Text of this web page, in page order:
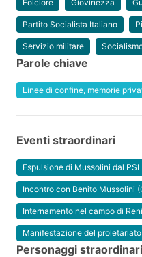
Folclore Giovinezza
Partito Socialista Italiano
Servizio militare
Parole chiave
Linee di confine, memorie
Eventi straordinari
Espulsione di Mussolini dal PSI
Incontro con Benito Mussolini
Internamento nel campo di
Manifestazione del
Personaggi straordinari